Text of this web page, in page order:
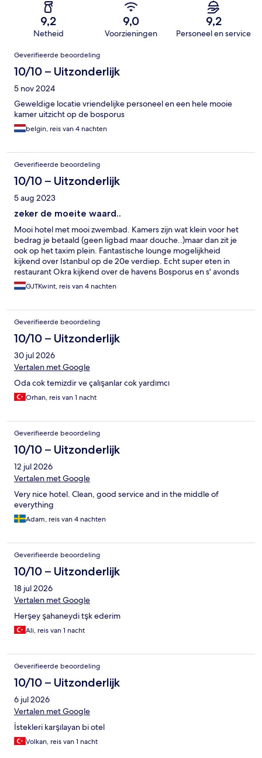
9,2
Netheid
9,0
Voorzieningen
9,2
Personeel en service
Beoordelingen
Geverifieerde beoordeling
10/10 – Uitzonderlijk
5 nov 2024
Geweldige locatie vriendelijke personeel en een hele mooie
kamer uitzicht op de bosporus
belgin, reis van 4 nachten
Geverifieerde beoordeling
10/10 – Uitzonderlijk
5 aug 2023
zeker de moeite waard..
Mooi hotel met mooi zwembad. Kamers zijn wat klein voor het
bedrag je betaald (geen ligbad maar douche..)maar dan zit je
ook op het taxim plein. Fantastische lounge mogelijkheid
kijkend over Istanbul op de 20e verdiep. Echt super eten in
restaurant Okra kijkend over de havens Bosporus en s' avonds
een droom. Eten en bediening super..
GJTKwint, reis van 4 nachten
Geverifieerde beoordeling
10/10 – Uitzonderlijk
30 jul 2026
Vertalen met Google
Oda cok temizdir ve çalışanlar cok yardımcı
Orhan, reis van 1 nacht
Geverifieerde beoordeling
10/10 – Uitzonderlijk
12 jul 2026
Vertalen met Google
Very nice hotel. Clean, good service and in the middle of
everything
Adam, reis van 4 nachten
Geverifieerde beoordeling
10/10 – Uitzonderlijk
18 jul 2026
Vertalen met Google
Herşey şahaneydi tşk ederim
Ali, reis van 1 nacht
Geverifieerde beoordeling
10/10 – Uitzonderlijk
6 jul 2026
Vertalen met Google
İstekleri karşılayan bi otel
Volkan, reis van 1 nacht